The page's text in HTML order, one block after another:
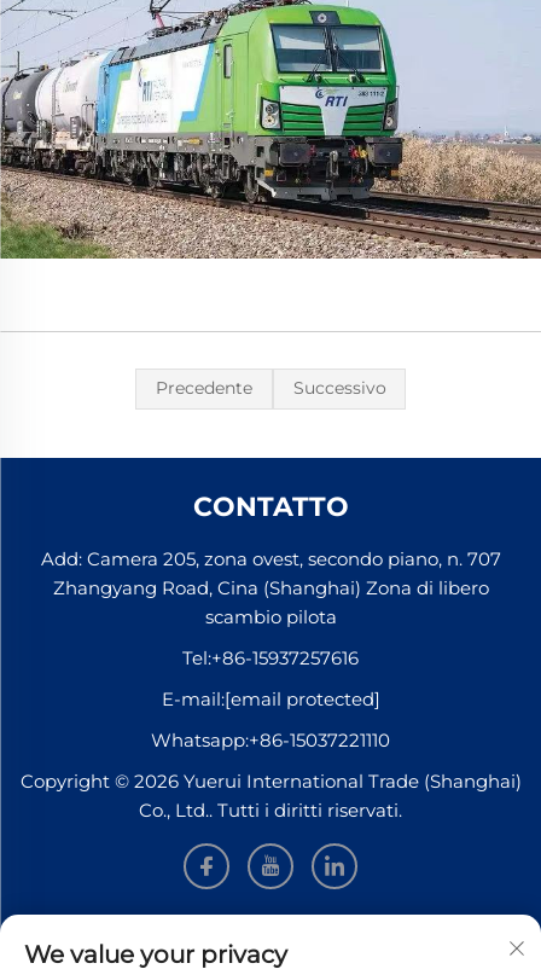
Precedente Successivo
CONTATTO
Add: Camera 205, zona ovest, secondo piano, n. 707
Zhangyang Road, Cina (Shanghai) Zona di libero
scambio pilota
Tel:+86-15937257616
E-mail:[email protected]
Whatsapp:+86-15037221110
Copyright © 2026 Yuerui International Trade (Shanghai)
Co., Ltd.. Tutti i diritti riservati.
INFORMAZIONI
We value your privacy